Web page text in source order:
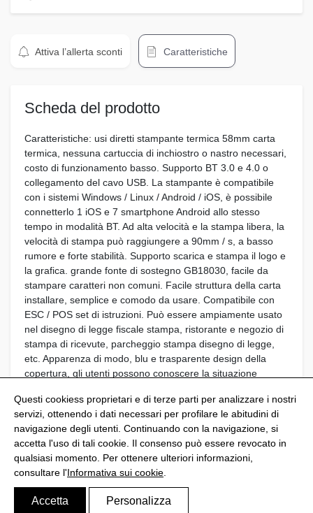
Attiva l’allerta sconti Caratteristiche
Scheda del prodotto
Caratteristiche: usi diretti stampante termica 58mm carta
termica, nessuna cartuccia di inchiostro o nastro necessari,
costo di funzionamento basso. Supporto BT 3.0 e 4.0 o
collegamento del cavo USB. La stampante è compatibile
con i sistemi Windows / Linux / Android / iOS, è possibile
connetterlo 1 iOS e 7 smartphone Android allo stesso
tempo in modalità BT. Ad alta velocità e la stampa libera, la
velocità di stampa può raggiungere a 90mm / s, a basso
rumore e forte stabilità. Supporto scarica e stampa il logo e
la grafica. grande fonte di sostegno GB18030, facile da
stampare caratteri non comuni. Facile struttura della carta
installare, semplice e comodo da usare. Compatibile con
ESC / POS set di istruzioni. Può essere ampiamente usato
nel disegno di legge fiscale stampa, ristorante e negozio di
stampa di ricevute, parcheggio stampa disegno di legge,
etc. Apparenza di modo, blu e trasparente design della
copertura, gli utenti possono conoscere la situazione
@Shoptize 2026
Politica di privacy
Avviso Legale
Informativa sui cookie
Questi cookiess proprietari e di terze parti per analizzare i nostri
servizi, ottenendo i dati necessari per profilare le abitudini di
navigazione degli utenti. Continuando con la navigazione, si
accetta l'uso di tali cookie. Il consenso può essere revocato in
qualsiasi momento. Per ottenere ulteriori informazioni,
consultare l'Informativa sui cookie
Accetta Personalizza